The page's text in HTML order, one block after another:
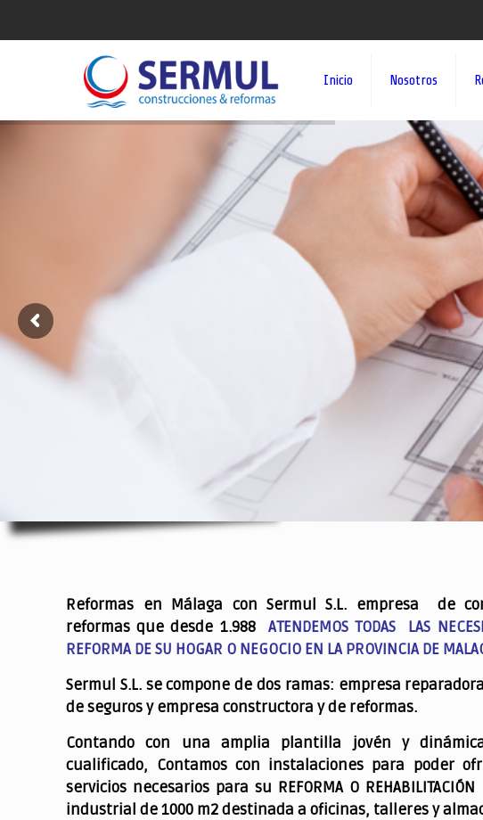
Inicio Nosotros
Reformas en Málaga con Sermul S.L. empresa de
reformas que desde 1.988 ATENDEMOS TODAS LAS
REFORMA DE SU HOGAR O NEGOCIO EN LA PROVINCIA DE
Sermul S.L. se compone de dos ramas: empresa
de seguros y empresa constructora y de reformas.
Contando con una amplia plantilla jovén y
cualificado, Contamos con instalaciones para poder
servicios necesarios para su REFORMA O
industrial de 1000 m2 destinada a oficinas, talleres y